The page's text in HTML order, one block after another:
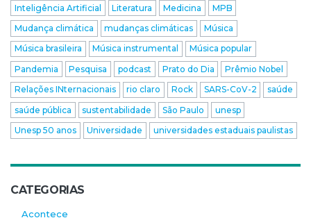
Inteligência Artificial
Literatura Medicina
MPB
Mudança climática
mudanças climáticas
Música
Música brasileira
Música instrumental
Música popular
Pandemia
Pesquisa podcast Prato do Dia
Prêmio Nobel
Relações INternacionais
rio claro Rock SARS-CoV-2
saúde
saúde pública
sustentabilidade São Paulo
unesp
Unesp 50 anos
Universidade universidades estaduais paulistas
CATEGORIAS
Acontece